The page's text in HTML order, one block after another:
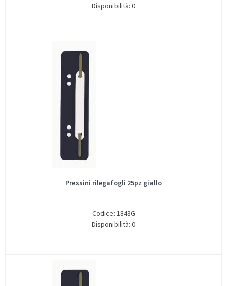
Disponibilità: 0
Pressini rilegafogli 25pz giallo
Codice: 1843G
Disponibilità: 0